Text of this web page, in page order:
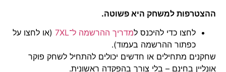
ההצטרפות למשחק היא פשוטה.
לחצו כדי להיכנס ל מדריך ההרשמה ל־7XL
(או לחצו על
כפתור ההרשמה בעמוד).
שחקנים מתחילים או חדשים יכולים להתחיל לשחק פוקר
אונליין בחינם – בלי צורך בהפקדה ראשונית.